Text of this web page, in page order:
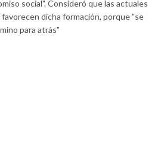
social". Consideró que las actuales
dicha formación, porque "se
para atrás"